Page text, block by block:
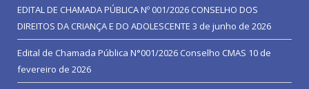
EDITAL DE CHAMADA PÚBLICA Nº 001/2026 CONSELHO DOS
DIREITOS DA CRIANÇA E DO ADOLESCENTE 3 de junho de 2026
Edital de Chamada Pública N°001/2026 Conselho CMAS 10 de
fevereiro de 2026